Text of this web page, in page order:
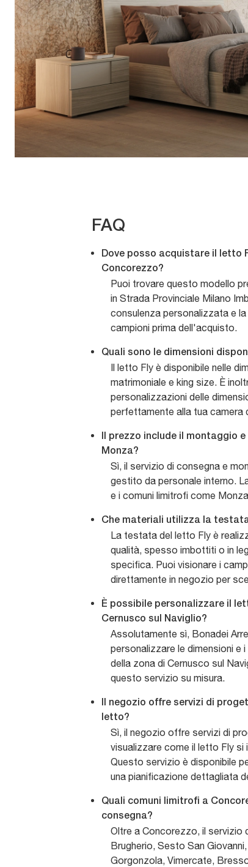
FAQ
Dove posso acquistare il letto
Concorezzo?
Puoi trovare questo modello
in Strada Provinciale Milano
consulenza personalizzata e
campioni prima dell'acquisto.
Quali sono le dimensioni
Il letto Fly è disponibile nelle
matrimoniale e king size. È
personalizzazioni delle
perfettamente alla tua camera
Il prezzo include il montaggio
Monza?
Sì, il servizio di consegna e
gestito da personale interno.
e i comuni limitrofi come
Che materiali utilizza la
La testata del letto Fly è
qualità, spesso imbottiti o in
specifica. Puoi visionare i
direttamente in negozio per
È possibile personalizzare il
Cernusco sul Naviglio?
Assolutamente sì, Bonadei
personalizzare le dimensioni e
della zona di Cernusco sul
questo servizio su misura.
Il negozio offre servizi di
letto?
Sì, il negozio offre servizi di
visualizzare come il letto Fly si
Questo servizio è disponibile
una pianificazione dettagliata
Quali comuni limitrofi a
consegna?
Oltre a Concorezzo, il servizio
Brugherio, Sesto San
Gorgonzola, Vimercate,